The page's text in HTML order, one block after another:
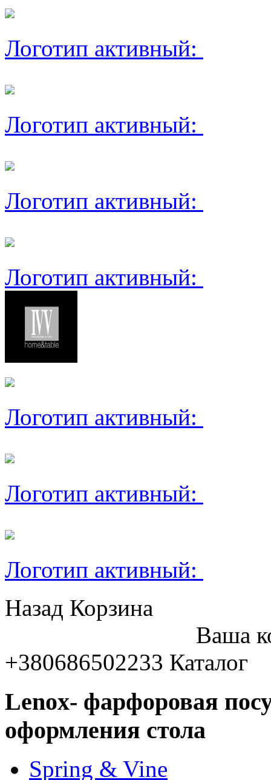
Логотип активный:
Логотип активный:
Логотип активный:
Логотип активный:
Логотип активный:
Логотип активный:
Логотип активный:
Назад Корзина
Ваша
+380686502233 Каталог
Lenox- фарфоровая
оформления стола
Spring & Vine